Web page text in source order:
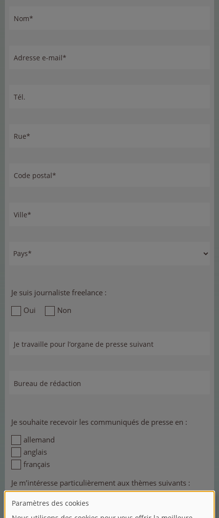
Nom*
Adresse e-mail*
Tél.
Rue*
Code postal*
Ville*
Je suis journaliste freelance :
Oui
Non
Je travaille pour l’organe de presse suivant
Bureau de rédaction
Je souhaite recevoir les communiqués de presse en :
allemand
anglais
français
Je m’intéresse particulièrement aux thèmes suivants :
Nouvelles quotidiennes